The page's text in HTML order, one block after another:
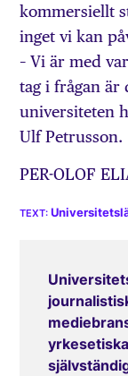
kommersiellt
inget vi kan
– Vi är med
tag i frågan är
universiteten
Ulf Petrusson.
PER-OLOF